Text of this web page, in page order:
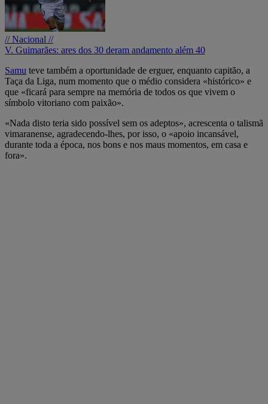
// Nacional //
V. Guimarães: ares dos 30 deram andamento além 40
Samu teve também a oportunidade de erguer, enquanto capitão, a
Taça da Liga, num momento que o médio considera «histórico» e
que «ficará para sempre na memória de todos os que vivem o
símbolo vitoriano com paixão».
«Nada disto teria sido possível sem os adeptos», acrescenta o talismã
vimaranense, agradecendo-lhes, por isso, o «apoio incansável,
durante toda a época, nos bons e nos maus momentos, em casa e
fora».